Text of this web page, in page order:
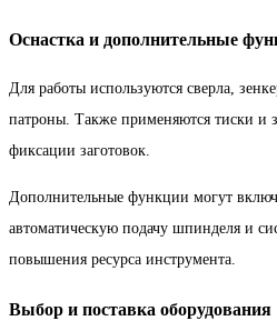
Оснастка и дополнительные
Для работы используются сверла,
патроны. Также применяются тиски и
фиксации заготовок.
Дополнительные функции могут
автоматическую подачу шпинделя и
повышения ресурса инструмента.
Выбор и поставка оборудования